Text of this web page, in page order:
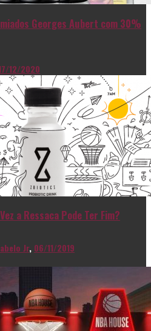
Georges Aubert com 30%
12/2020
a Ressaca Pode Ter Fim?
Jr, 06/11/2019